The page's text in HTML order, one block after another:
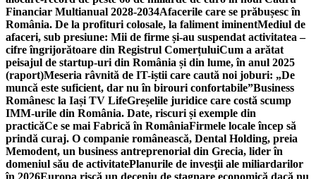
Financiar Multianual 2028-2034Afacerile care se prăbușesc în
România. De la profituri colosale, la faliment iminentMediul de
afaceri, sub presiune: Mii de firme și-au suspendat activitatea –
cifre îngrijorătoare din Registrul ComerțuluiCum a arătat
peisajul de startup-uri din România și din lume, în anul 2025
(raport)Meseria râvnită de IT-iștii care caută noi joburi: „De
muncă este suficient, dar nu în birouri confortabile”Business
Românesc la Iași TV LifeGreșelile juridice care costă scump
IMM-urile din România. Date, riscuri și exemple din
practicăCe se mai Fabrică în RomâniaFirmele locale încep să
prindă curaj. O companie românească, Dental Holding, preia
Memodent, un business antreprenorial din Grecia, lider în
domeniul său de activitatePlanurile de invesţii ale miliardarilor
în 2026Europa riscă un deceniu de stagnare economică dacă nu